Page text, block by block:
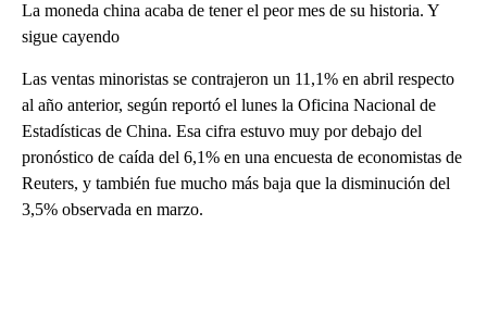
La moneda china acaba de tener el peor mes de su historia. Y
sigue cayendo
Las ventas minoristas se contrajeron un 11,1% en abril respecto
al año anterior, según reportó el lunes la Oficina Nacional de
Estadísticas de China. Esa cifra estuvo muy por debajo del
pronóstico de caída del 6,1% en una encuesta de economistas de
Reuters, y también fue mucho más baja que la disminución del
3,5% observada en marzo.